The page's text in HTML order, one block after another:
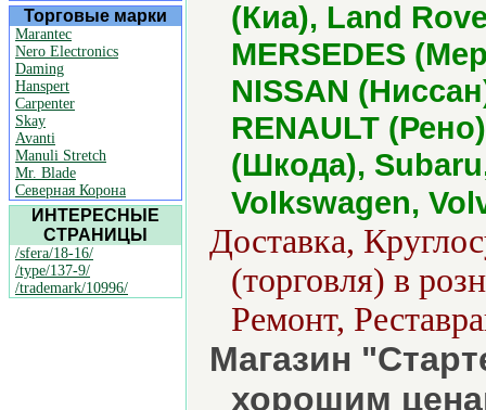
Торговые марки
Marantec
Nero Electronics
Daming
Hanspert
Carpenter
Skay
Avanti
Manuli Stretch
Mr. Blade
Северная Корона
ИНТЕРЕСНЫЕ
СТРАНИЦЫ
/sfera/18-16/
/type/137-9/
/trademark/10996/
(Киа), Land
MERSEDES
NISSAN
RENAULT
(Шкода),
Volkswagen,
Доставка,
(торговля) в
Ремонт,
Магазин
хорошим